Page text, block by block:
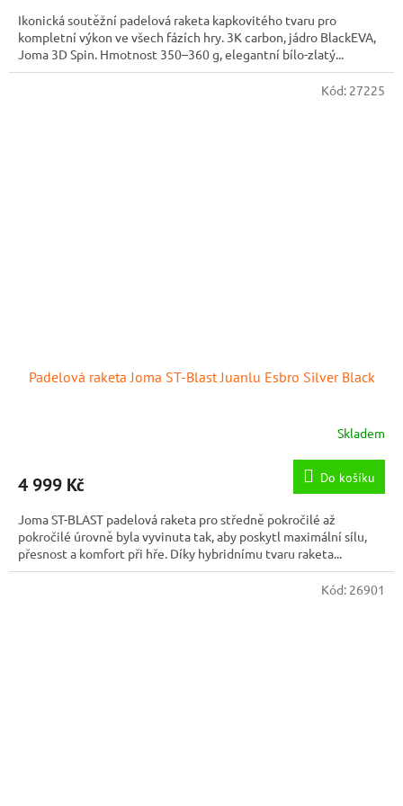
Ikonická soutěžní padelová raketa kapkovitého tvaru pro
kompletní výkon ve všech fázích hry. 3K carbon, jádro BlackEVA,
Joma 3D Spin. Hmotnost 350–360 g, elegantní bílo-zlatý...
Padelová raketa Joma ST-Blast Juanlu Esbro Silver Black
Skladem
4 999 Kč Do košíku
Joma ST-BLAST padelová raketa pro středně pokročilé až
pokročilé úrovně byla vyvinuta tak, aby poskytl maximální sílu,
přesnost a komfort při hře. Díky hybridnímu tvaru raketa...
Kód: 27225
Kód: 26901